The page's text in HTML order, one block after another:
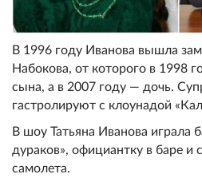
В 1996 году Иванова вышла
Набокова, от которого в 1998
сына, а в 2007 году — дочь.
гастролируют с клоунадой
В шоу Татьяна Иванова играла
дураков», официантку в баре
самолета.